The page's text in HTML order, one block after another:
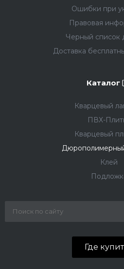
Ошибки при
Правовая
Черный список
Доставка
Каталог
Кварцевый
ПВХ-
Кварцевый
Клей
Где